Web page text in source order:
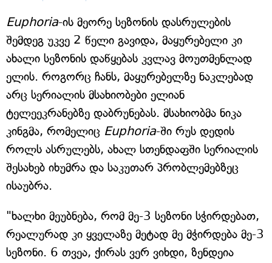
Euphoria-ის მეორე სეზონის დასრულების
შემდეგ უკვე 2 წელი გავიდა, მაყურებელი კი
ახალი სეზონის დაწყებას კვლავ მოუთმენლად
ელის. როგორც ჩანს, მაყურებელზე ნაკლებად
არც სერიალის მსახიობები ელიან
ტელეეკრანებზე დაბრუნებას. მსახიობმა ნიკა
კინგმა, რომელიც Euphoria-ში რუს დედის
როლს ასრულებს, ახალ სთენდაფში სერიალის
შესახებ იხუმრა და საკუთარ პრობლემებზეც
ისაუბრა.
"ხალხი მეუბნება, რომ მე-3 სეზონი სჭირდებათ,
რეალურად კი ყველაზე მეტად მე მჭირდება მე-3
სეზონი. 6 თვეა, ქირას ვერ ვიხდი, ზენდეია